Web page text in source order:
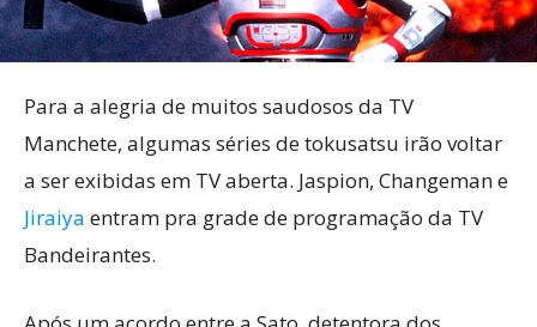
Para a alegria de muitos saudosos da TV
Manchete, algumas séries de tokusatsu irão voltar
a ser exibidas em TV aberta. Jaspion, Changeman e
Jiraiya entram pra grade de programação da TV
Bandeirantes.